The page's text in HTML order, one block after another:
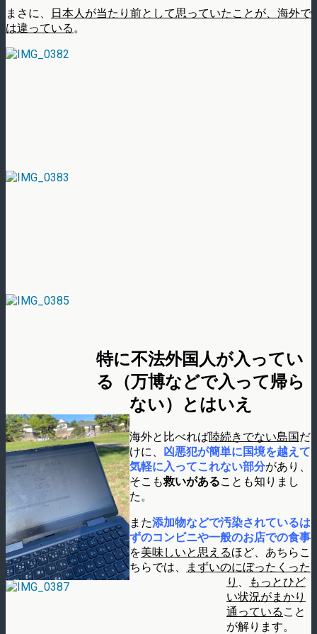
まさに、
日本人が当たり前として思っていたことが、海外で
は違っている 。
特に不法外国人が入ってい
る（万博などで入って帰ら
ない）とはいえ
海外と比べれば陸続きでない島国だ
けに、 凶悪犯が簡単に国境を越えて
気軽に入ってこれない部分があり、
そこも救いがあることも知りまし
た。
また添加物などで汚染されているは
ずのコンビニや一般のお店での食事
を美味しいと思えるほど、あちらこ
ちらでは、
まずいのにぼったくった
り
もっとひど
い状況がまかり
通っている こと
が解ります。